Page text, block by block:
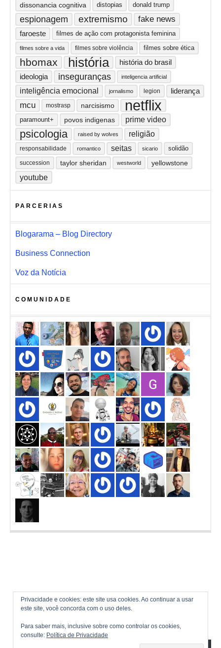
dissonancia cognitiva distopias donald trump
espionagem extremismo fake news
faroeste filmes de ação com protagonista feminina
filmes sobre a vida filmes sobre violência filmes sobre ética
hbomax história história do brasil
ideologia inseguranças inteligencia artificial
inteligência emocional jornalismo legion liderança
mcu mostrasp narcisismo netflix
paramount+ povos indigenas prime video
psicologia raised by wolves religião
responsabilidade romantico seitas sicario solidão
succession taylor sheridan westworld yellowstone
youtube
Privacidade e cookies: este site usa cookies. Ao continuar a usar
este site, você concorda com o uso deles.
Para saber mais, inclusive sobre como controlar os cookies,
consulte: Política de Privacidade
PARCERIAS
Blogarama – Blog Directory
Business Connection
Voz da Notícia
COMUNIDADE